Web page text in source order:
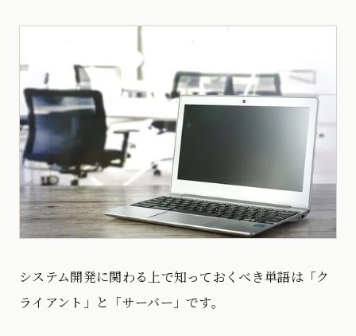
システム開発に関わる上で知っておくべき単語は「ク
ライアント」と「サーバー」です。